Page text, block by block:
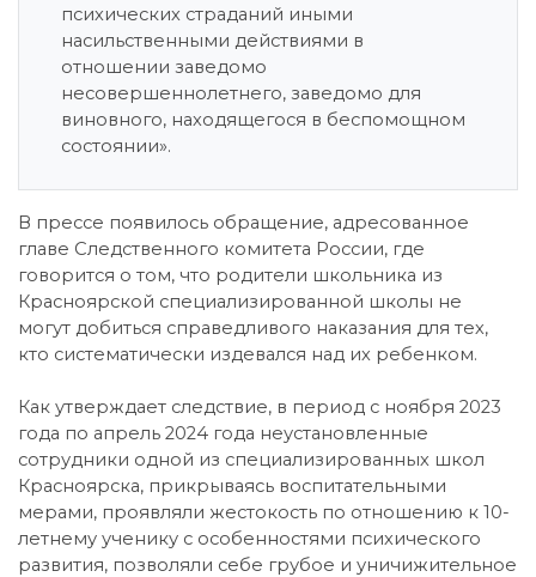
психических страданий иными
насильственными действиями в
отношении заведомо
несовершеннолетнего, заведомо для
виновного, находящегося в беспомощном
состоянии».
В прессе появилось обращение, адресованное
главе Следственного комитета России, где
говорится о том, что родители школьника из
Красноярской специализированной школы не
могут добиться справедливого наказания для тех,
кто систематически издевался над их ребенком.
Как утверждает следствие, в период с ноября 2023
года по апрель 2024 года неустановленные
сотрудники одной из специализированных школ
Красноярска, прикрываясь воспитательными
мерами, проявляли жестокость по отношению к 10-
летнему ученику с особенностями психического
развития, позволяли себе грубое и уничижительное